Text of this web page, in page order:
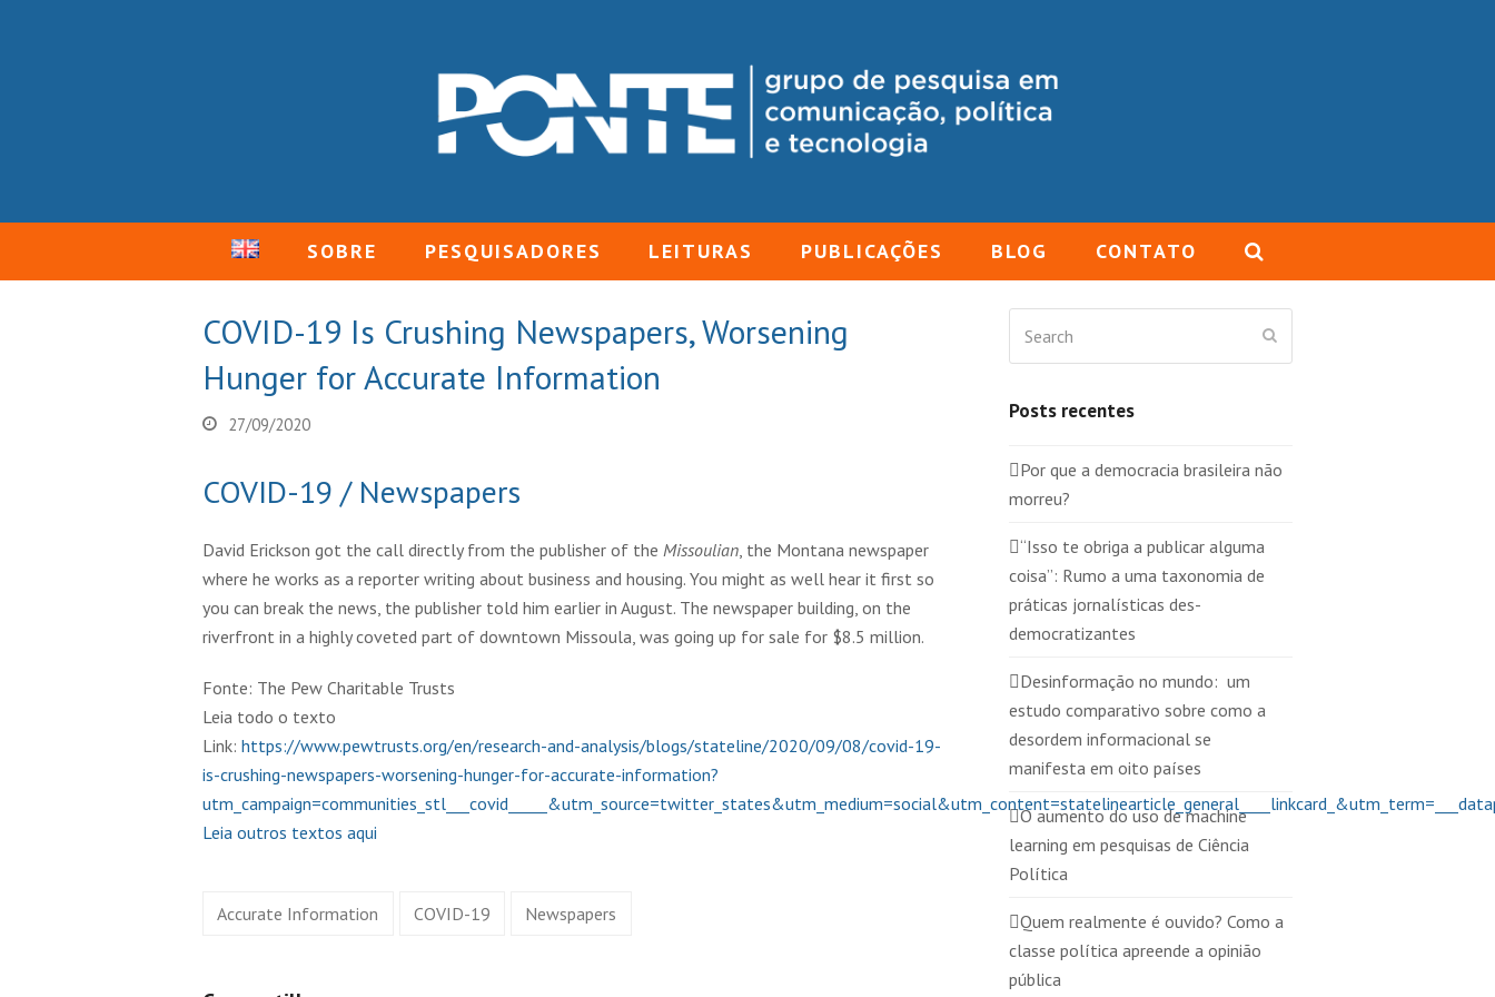
SOBRE PESQUISADORES LEITURAS PUBLICAÇÕES BLOG CONTATO
COVID-19 Is Crushing Newspapers, Worsening
Hunger for Accurate Information
27/09/2020
COVID-19 / Newspapers
David Erickson got the call directly from the publisher of the Missoulian , the Montana newspaper
where he works as a reporter writing about business and housing. You might as well hear it first so
you can break the news, the publisher told him earlier in August. The newspaper building, on the
riverfront in a highly coveted part of downtown Missoula, was going up for sale for $8.5 million.
Fonte: The Pew Charitable Trusts
Leia todo o texto
Link: https://www.pewtrusts.org/en/research-and-analysis/blogs/stateline/2020/09/08/covid-19-
is-crushing-newspapers-worsening-hunger-for-accurate-information?
Leia outros textos aqui
Accurate Information COVID-19 Newspapers
Posts recentes
Por que a democracia brasileira não
morreu?
“Isso te obriga a publicar alguma
coisa”: Rumo a uma taxonomia de
práticas jornalísticas des-
democratizantes
Desinformação no mundo: um
estudo comparativo sobre como a
desordem informacional se
manifesta em oito países
O aumento do uso de machine
learning em pesquisas de Ciência
Política
Quem realmente é ouvido? Como a
classe política apreende a opinião
pública